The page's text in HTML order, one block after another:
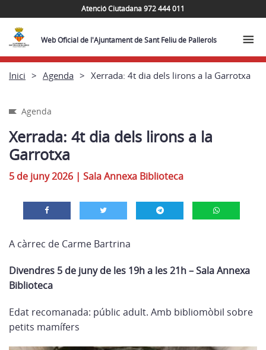
Atenció Ciutadana 972 444 011
Web Oficial de l'Ajuntament de Sant Feliu de Pallerols
Inici Agenda Xerrada: 4t dia dels lirons a la Garrotxa
Agenda
Xerrada: 4t dia dels lirons a la
Garrotxa
5 de juny 2026 | Sala Annexa Biblioteca
A càrrec de Carme Bartrina
Divendres 5 de juny de les 19h a les 21h – Sala Annexa
Biblioteca
Edat recomanada: públic adult. Amb bibliomòbil sobre
petits mamífers